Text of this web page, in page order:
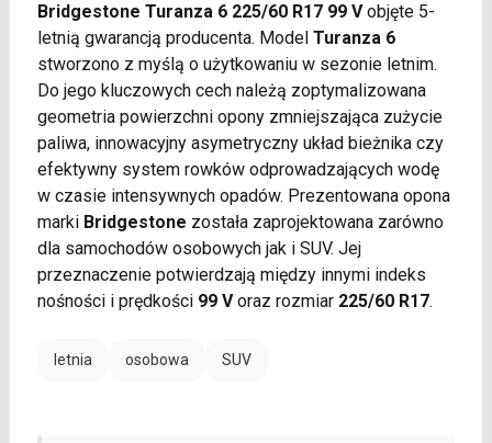
Bridgestone Turanza 6 225/60 R17 99 Vobjęte 5-
letnią gwarancją producenta. Model Turanza 6
stworzono z myślą o użytkowaniu w sezonie letnim.
Do jego kluczowych cech należą zoptymalizowana
geometria powierzchni opony zmniejszająca zużycie
paliwa, innowacyjny asymetryczny układ bieżnika czy
efektywny system rowków odprowadzających wodę
w czasie intensywnych opadów. Prezentowana opona
marki Bridgestone została zaprojektowana zarówno
dla samochodów osobowych jak i SUV. Jej
przeznaczenie potwierdzają między innymi indeks
nośności i prędkości 99 Voraz rozmiar 225/60 R17.
letnia osobowa SUV